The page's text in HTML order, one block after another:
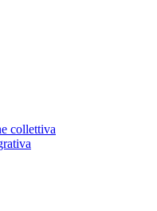
collettiva